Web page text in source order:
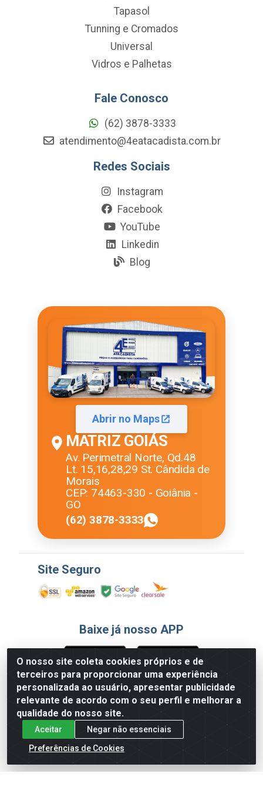
O nosso site coleta cookies próprios e de
terceiros para proporcionar uma experiência
personalizada ao usuário, apresentar publicidade
relevante de acordo com o seu perfil e melhorar a
qualidade do nosso site.
Aceitar
Negar não essenciais
Preferências de Cookies
Tapasol
Tunning e Cromados
Universal
Vidros e Palhetas
Fale Conosco
(62) 3878-3333
atendimento@4eatacadista.com.br
Redes Sociais
Instagram
Facebook
YouTube
Linkedin
Blog
Abrir no Maps
MATRIZ GOIÁS
Av. Perimetral Norte, Qd.48
Lt. 15,16,28,29 St. Cândida de
Morais
CEP: 74463-330 - Goiânia -
GO
(62) 3878-3333
Site Seguro
Baixe já nosso APP
Formas de Pagamento